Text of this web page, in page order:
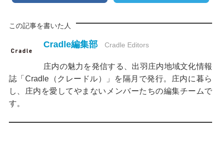
この記事を書いた人
Cradle編集部 Cradle Editors
庄内の魅力を発信する、出羽庄内地域文化情報
誌「Cradle（クレードル）」を隔月で発行。庄内に暮ら
し、庄内を愛してやまないメンバーたちの編集チームで
す。